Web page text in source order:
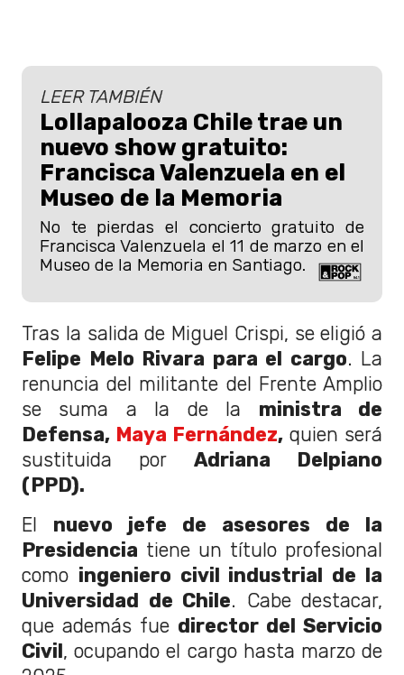
LEER TAMBIÉN
Lollapalooza Chile trae un
nuevo show gratuito:
Francisca Valenzuela en el
Museo de la Memoria
No te pierdas el concierto gratuito de
Francisca Valenzuela el 11 de marzo en el
Museo de la Memoria en Santiago.
Tras la salida de Miguel Crispi, se eligió a
Felipe Melo Rivara para el cargo. La
renuncia del militante del Frente Amplio
se suma a la de la ministra de
Defensa, Maya Fernández, quien será
sustituida por Adriana Delpiano
(PPD).
El nuevo jefe de asesores de la
Presidencia tiene un título profesional
como ingeniero civil industrial de la
Universidad de Chile. Cabe destacar,
que además fue director del Servicio
Civil, ocupando el cargo hasta marzo de